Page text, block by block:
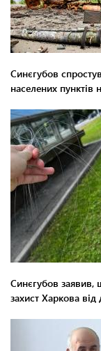
Синєгубов
населених пунктів
Синєгубов заявив,
захист Харкова від